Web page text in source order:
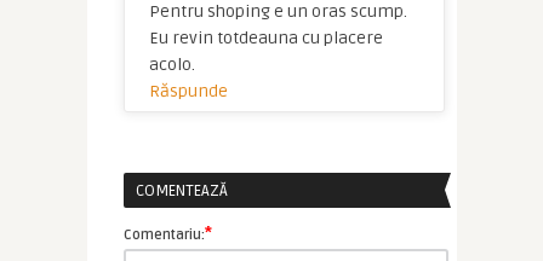
Pentru shoping e un oras scump.
Eu revin totdeauna cu placere
acolo.
Răspunde
COMENTEAZĂ
Comentariu:*